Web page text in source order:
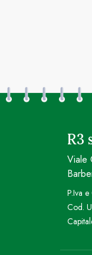
R3
Viale
P.Iva
Cod.